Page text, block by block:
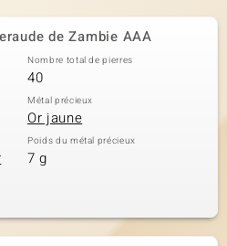
de Zambie AAA
Nombre total de pierres
40
Métal précieux
Or jaune
Poids du métal précieux
7 g